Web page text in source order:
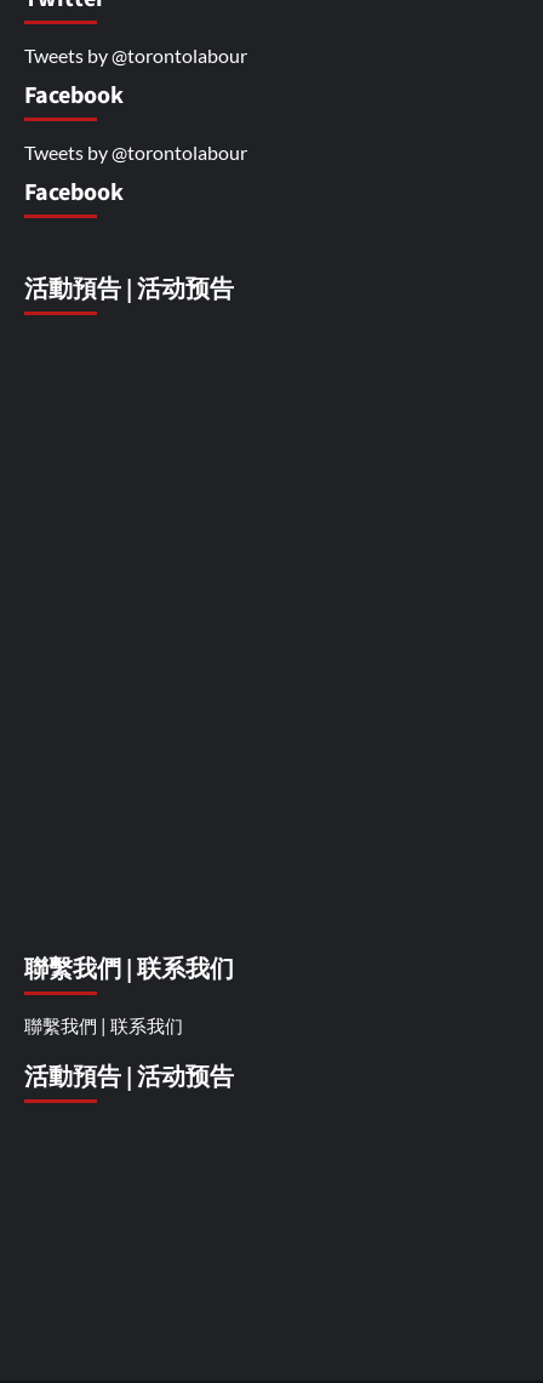
Tweets by @torontolabour
Facebook
Tweets by @torontolabour
Facebook
活動預告 | 活动预告
聯繫我們 | 联系我们
聯繫我們 | 联系我们
活動預告 | 活动预告